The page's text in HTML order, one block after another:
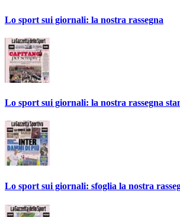
Lo sport sui giornali: la nostra rassegna
Lo sport sui giornali: la nostra rassegna
Lo sport sui giornali: sfoglia la nostra